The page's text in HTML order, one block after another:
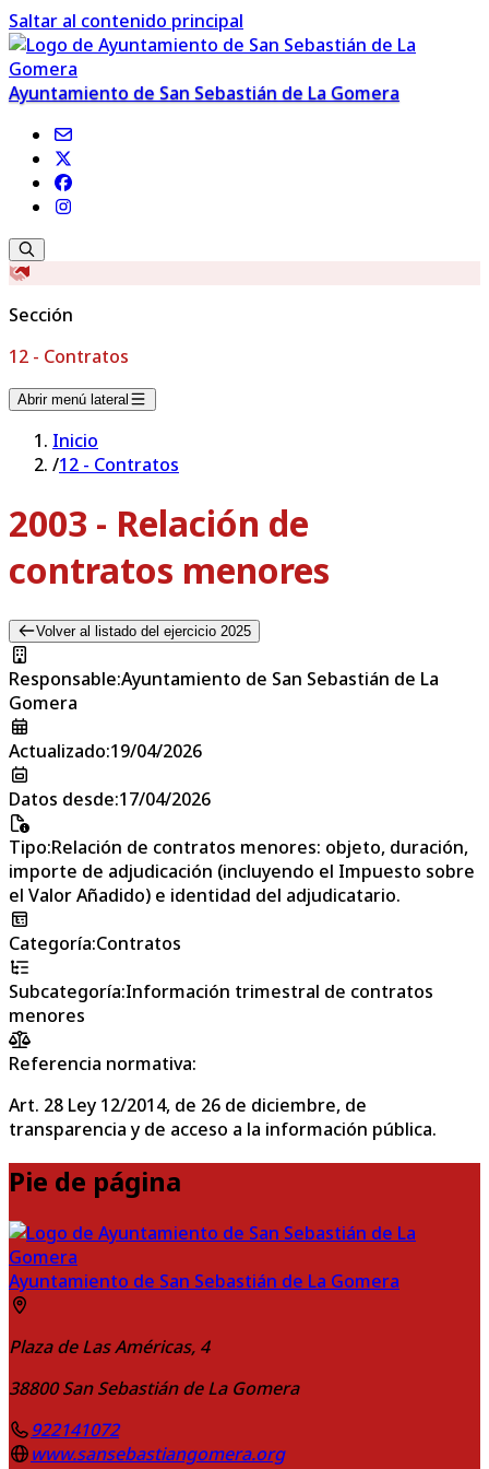
Saltar al contenido principal
Ayuntamiento de San Sebastián de La Gomera
Sección
12 - Contratos
Abrir menú lateral
Inicio
/12 - Contratos
2003 - Relación de
contratos menores
Volver al listado del ejercicio 2025
Responsable:Ayuntamiento de San Sebastián de La
Gomera
Actualizado:19/04/2026
Datos desde:17/04/2026
Tipo:Relación de contratos menores: objeto, duración,
importe de adjudicación (incluyendo el Impuesto sobre
el Valor Añadido) e identidad del adjudicatario.
Categoría:Contratos
Subcategoría:Información trimestral de contratos
menores
Referencia normativa:
Art. 28 Ley 12/2014, de 26 de diciembre, de
transparencia y de acceso a la información pública.
Pie de página
Ayuntamiento de San Sebastián de La Gomera
Plaza de Las Américas, 4
38800 San Sebastián de La Gomera
922141072
www.sansebastiangomera.org